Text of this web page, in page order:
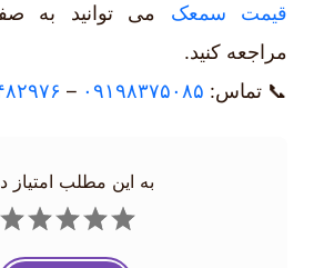
قیمت سمعک می توانید به
مراجعه کنید.
📞 تماس: ۰۹۱۹۸۳۷۵۰۸۵ –
به این مطلب امتیاز